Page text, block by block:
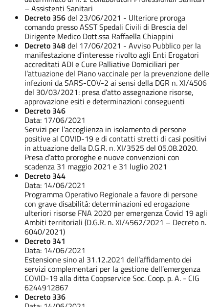
– Assistenti Sanitari
Decreto 356del 23/06/2021 - Ulteriore proroga
comando presso ASST Spedali Civili di Brescia del
Dirigente Medico Dott.ssa Raffaella Chiappini
Decreto 348del 17/06/2021 - Avviso Pubblico per la
manifestazione d'interesse rivolto agli Enti Erogatori
accreditati ADI e Cure Palliative Domiciliari per
l’attuazione del Piano vaccinale per la prevenzione delle
infezioni da SARS-COV-2 ai sensi della DGR n. XI/4506
del 30/03/2021: presa d’atto assegnazione risorse,
approvazione esiti e determinazioni conseguenti
Decreto 346
Data: 17/06/2021
Servizi per l’accoglienza in isolamento di persone
positive al COVID-19 e di contatti stretti di casi positivi
in attuazione della D.G.R. n. XI/3525 del 05.08.2020.
Presa d’atto proroghe e nuove convenzioni con
scadenza 31 maggio 2021 e 31 luglio 2021
Decreto 344
Data: 14/06/2021
Programma Operativo Regionale a favore di persone
con grave disabilità: determinazioni ed erogazione
ulteriori risorse FNA 2020 per emergenza Covid 19 agli
Ambiti territoriali (D.G.R. n. XI/4562/2021 – Decreto n.
6040/2021)
Decreto 341
Data: 14/06/2021
Estensione sino al 31.12.2021 dell’affidamento dei
servizi complementari per la gestione dell’emergenza
COVID-19 alla ditta Coopservice Soc. Coop. p. A. - CIG
6244912867
Decreto 336